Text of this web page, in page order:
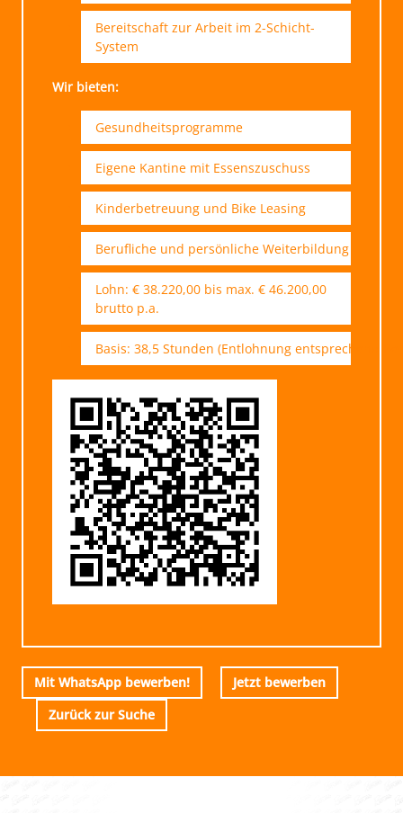
Bereitschaft zur Arbeit im 2-Schicht-
System
Wir bieten:
Gesundheitsprogramme
Eigene Kantine mit Essenszuschuss
Kinderbetreuung und Bike Leasing
Berufliche und persönliche Weiterbildung
Lohn: € 38.220,00 bis max. € 46.200,00
brutto p.a.
Basis: 38,5 Stunden (Entlohnung entsprechend
Mit WhatsApp bewerben!
Jetzt bewerben
Zurück zur Suche